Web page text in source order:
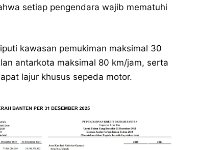
setiap pengendara wajib mematuhi
kawasan pemukiman maksimal 30
antarkota maksimal 80 km/jam, serta
lajur khusus sepeda motor.